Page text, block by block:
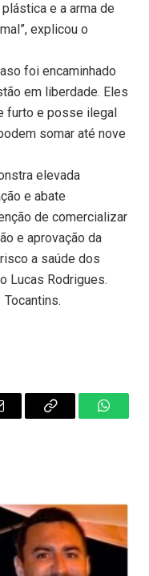
e a arma de
explicou o
foi encaminhado
em liberdade. Eles
furto e posse ilegal
somar até nove
elevada
e abate
de comercializar
e aprovação da
a saúde dos
Lucas Rodrigues.
Copy